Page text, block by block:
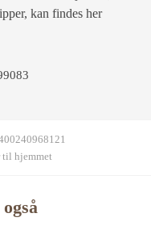
kan findes her
hjemmet